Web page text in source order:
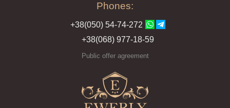
Phones:
+38(050) 54-74-272
+38(068) 977-18-59
Public offer agreement